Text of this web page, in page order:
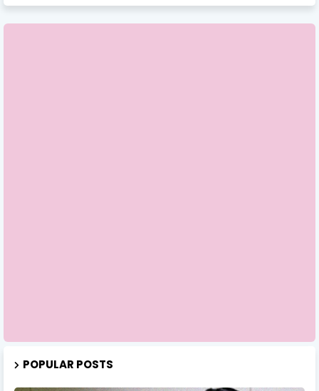
POPULAR POSTS